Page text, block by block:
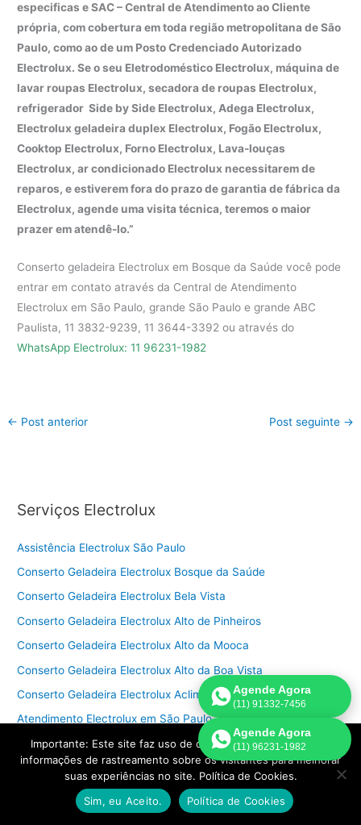
especificas e SAC – Central de Atendimento ao Cliente
própria, com cobertura em toda região metropolitana de São
Paulo, como ao de um Posto Credenciado Autorizado
Electrolux. Se o seu Eletrodoméstico Electrolux, máquina de
lavar roupas Electrolux, secadora de roupas Electrolux,
refrigerador Side by Side Electrolux, Adega Electrolux,
Electrolux geladeira duplex Electrolux, Fogão Electrolux,
Cooktop Electrolux, Forno Electrolux, Lava-louças
Electrolux, ar condicionado Electrolux necessitarem de
reparos, e estiverem fora do prazo de garantia de fábrica da
Electrolux, agende uma visita técnica, teremos o maior
prazer em atendê-lo.”
Conserto geladeira Electrolux em Bosque da Saúde você pode
entrar em contato através da Central de Atendimento
Electrolux em São Paulo, grande São Paulo e grande ABC
Paulista, 11 3832-9239, 11 3644-3392 ou através do
WhatsApp Electrolux: 11 96231-1982
← Post anterior Post seguinte →
Serviços Electrolux
Assistência Electrolux São Paulo
Conserto Geladeira Electrolux Bosque da Saúde
Conserto Geladeira Electrolux Bela Vista
Conserto Geladeira Electrolux Alto de Pinheiros
Conserto Geladeira Electrolux Alto da Mooca
Conserto Geladeira Electrolux Alto da Boa Vista
Conserto Geladeira Electrolux Aclimação
Atendimento Electrolux em São Paulo
Conserto Geladeira Electrolux grande São Paulo
Conserto Geladeira Electrolux São Paulo
Conserto Geladeira Electrolux Zona Centro
Conserto Geladeira Electrolux Zona Sul
Agende Agora
(11) 91332-7456
Agende Agora
(11) 96231-1982
Importante: Este site faz uso de cookies que podem conter
informações de rastreamento sobre os visitantes para melhorar
suas experiências no site. Política de Cookies.
Sim, eu Aceito.
Política de Cookies